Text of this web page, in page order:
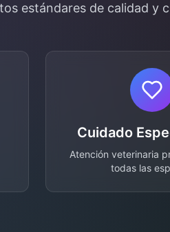
estándares de calidad y
Cuidado
Atención veterinaria
todas las